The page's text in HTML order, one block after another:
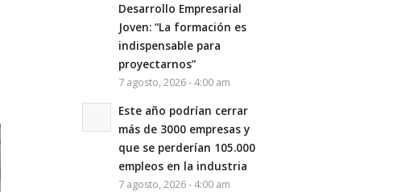
Desarrollo Empresarial
Joven: “La formación es
indispensable para
proyectarnos”
7 agosto, 2026 - 4:00 am
Este año podrían cerrar
más de 3000 empresas y
que se perderían 105.000
empleos en la industria
7 agosto, 2026 - 4:00 am